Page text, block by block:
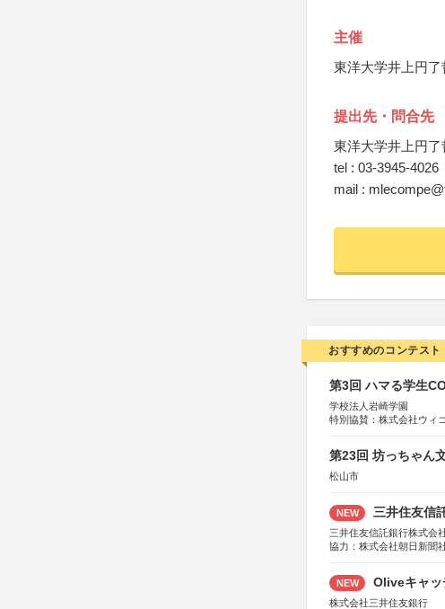
主催
東洋大学井上円
提出先・問合先
東洋大学井上円
tel : 03-3945-4026
mail :
おすすめのコンテスト
第3回 ハマる学生
学校法人岩崎学園
特別協賛：株式会社ウィ
第23回 坊っちゃん
松山市
NEW 三井住友信
三井住友信託銀行株式会
協力：株式会社朝日新聞
NEW Oliveキャッ
株式会社三井住友銀行